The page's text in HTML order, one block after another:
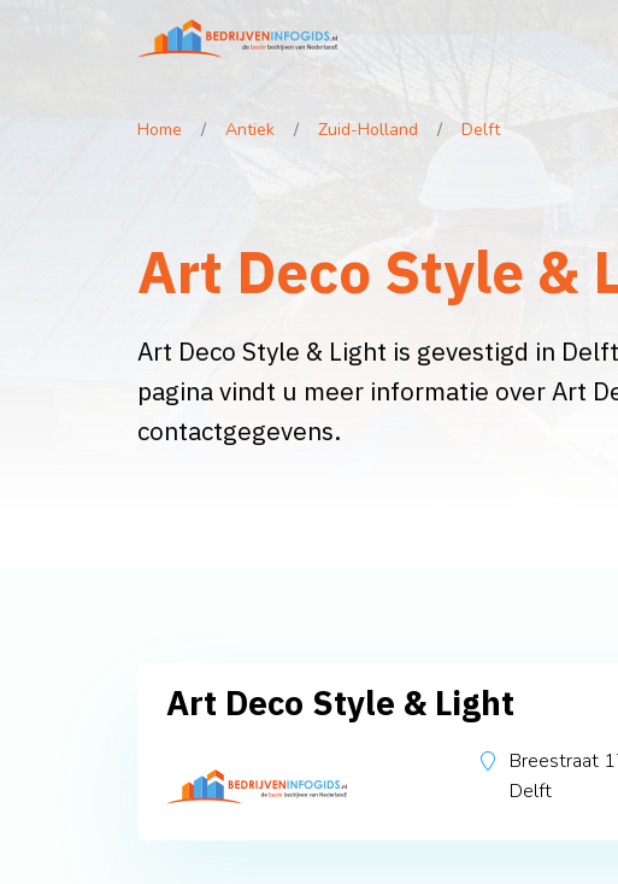
Home Antiek Zuid-Holland Delft
Art Deco Style &
Art Deco Style & Light is gevestigd in
pagina vindt u meer informatie over Art
contactgegevens.
Art Deco Style & Light
Breestraat
Delft